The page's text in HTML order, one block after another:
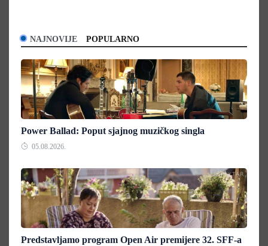
NAJNOVIJE POPULARNO
Power Ballad: Poput sjajnog muzičkog singla
05.08.2026.
Predstavljamo program Open Air premijere 32. SFF-a